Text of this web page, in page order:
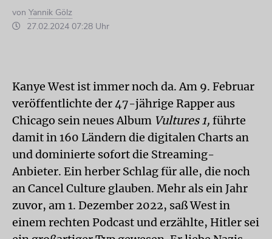
von Yannik Gölz
27.02.2024 07:28 Uhr
Kanye West ist immer noch da. Am 9. Februar
veröffentlichte der 47-jährige Rapper aus
Chicago sein neues Album Vultures 1, führte
damit in 160 Ländern die digitalen Charts an
und dominierte sofort die Strea­ming-
Anbieter. Ein herber Schlag für alle, die noch
an Cancel Culture glauben. Mehr als ein Jahr
zuvor, am 1. Dezember 2022, saß West in
einem rechten Podcast und erzählte, Hitler sei